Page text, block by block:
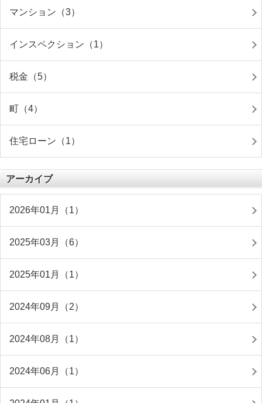
マンション（3）
インスペクション（1）
税金（5）
町（4）
住宅ローン（1）
アーカイブ
2026年01月（1）
2025年03月（6）
2025年01月（1）
2024年09月（2）
2024年08月（1）
2024年06月（1）